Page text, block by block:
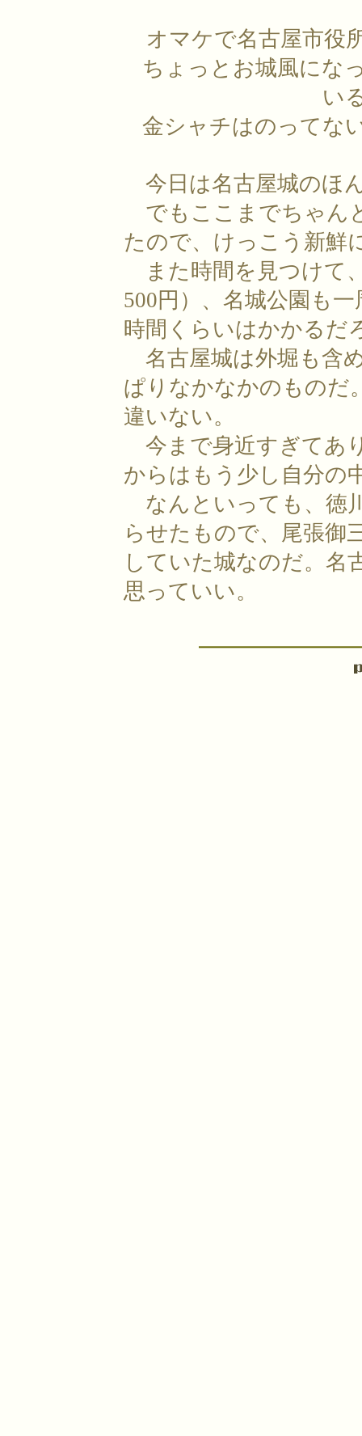
オマケで名古屋市役
ちょっとお城風にな
い
金シャチはのってな
今日は名古屋城のほ
でもここまでちゃん
たので、けっこう新鮮
また時間を見つけて
500円）、名城公園も
時間くらいはかかるだ
名古屋城は外堀も含
ぱりなかなかのものだ
違いない。
今まで身近すぎてあ
からはもう少し自分の
なんといっても、徳
らせたもので、尾張御
していた城なのだ。名
思っていい。